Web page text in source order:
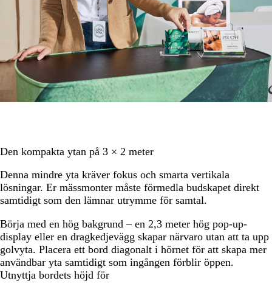
Den kompakta ytan på 3 × 2 meter
Denna mindre yta kräver fokus och smarta vertikala
lösningar. Er mässmonter måste förmedla budskapet direkt
samtidigt som den lämnar utrymme för samtal.
Börja med en hög bakgrund – en 2,3 meter hög pop-up-
display eller en dragkedjevägg skapar närvaro utan att ta upp
golvyta. Placera ett bord diagonalt i hörnet för att skapa mer
användbar yta samtidigt som ingången förblir öppen.
Utnyttja bordets höjd för